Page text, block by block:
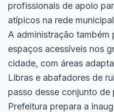
profissionais de apoio
atípicos na rede
A administração também
espaços acessíveis nos
cidade, com áreas
Libras e abafadores de
passo desse conjunto de
Prefeitura prepara a